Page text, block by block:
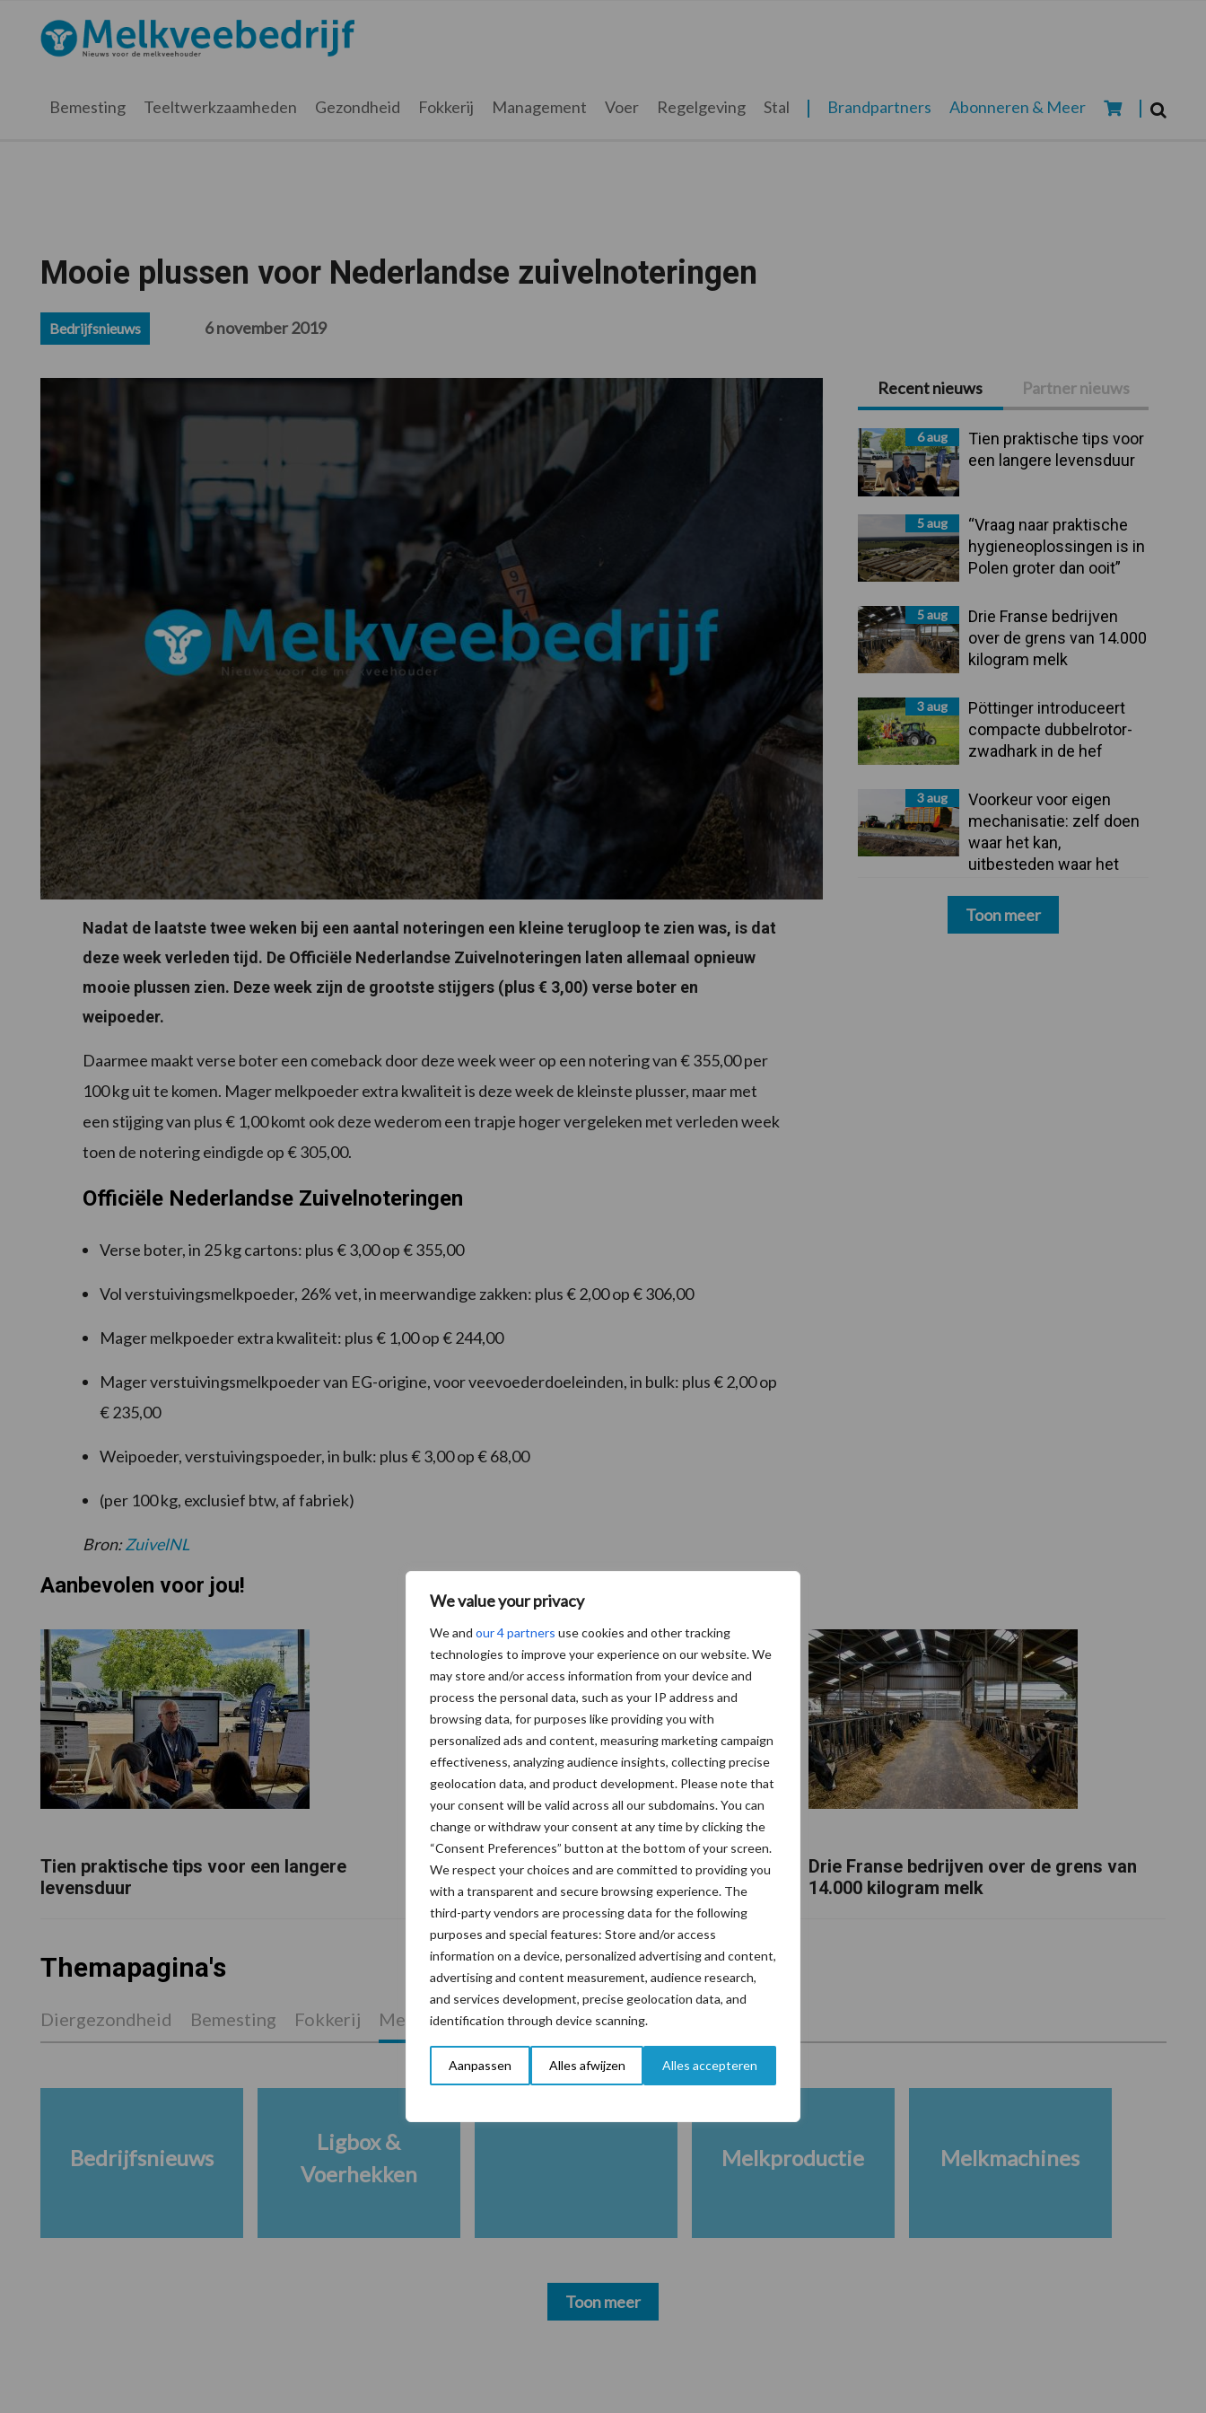
We value your privacy
We and our 4 partners use cookies and other tracking
technologies to improve your experience on our website. We
may store and/or access information from your device and
process the personal data, such as your IP address and
browsing data, for purposes like providing you with
personalized ads and content, measuring marketing campaign
effectiveness, analyzing audience insights, collecting precise
geolocation data, and product development. Please note that
your consent will be valid across all our subdomains. You can
change or withdraw your consent at any time by clicking the
“Consent Preferences” button at the bottom of your screen.
We respect your choices and are committed to providing you
with a transparent and secure browsing experience. The
third-party vendors are processing data for the following
purposes and special features: Store and/or access
information on a device, personalized advertising and content,
advertising and content measurement, audience research,
and services development, precise geolocation data, and
identification through device scanning.
Aanpassen Alles afwijzen Alles accepteren
hoofdnavigatie
hoofd
eerste
voettekst
Melkveebedrijf.nl
Bemesting Teeltwerkzaamheden Gezondheid Fokkerij Management Voer Regelgeving Stal Brandpartners Abonneren & Meer
Mooie plussen voor Nederlandse zuivelnoteringen
Bedrijfsnieuws 6 november 2019
Nadat de laatste twee weken bij een aantal noteringen een kleine terugloop te zien was, is dat
deze week verleden tijd. De Officiële Nederlandse Zuivelnoteringen laten allemaal opnieuw
mooie plussen zien. Deze week zijn de grootste stijgers (plus € 3,00) verse boter en
weipoeder.
Daarmee maakt verse boter een comeback door deze week weer op een notering van € 355,00 per
100 kg uit te komen. Mager melkpoeder extra kwaliteit is deze week de kleinste plusser, maar met
een stijging van plus € 1,00 komt ook deze wederom een trapje hoger vergeleken met verleden week
toen de notering eindigde op € 305,00.
Officiële Nederlandse Zuivelnoteringen
Verse boter, in 25 kg cartons: plus € 3,00 op € 355,00
Vol verstuivingsmelkpoeder, 26% vet, in meerwandige zakken: plus € 2,00 op € 306,00
Mager melkpoeder extra kwaliteit: plus € 1,00 op € 244,00
Mager verstuivingsmelkpoeder van EG-origine, voor veevoederdoeleinden, in bulk: plus € 2,00 op
€ 235,00
Weipoeder, verstuivingspoeder, in bulk: plus € 3,00 op € 68,00
(per 100 kg, exclusief btw, af fabriek)
Bron:ZuivelNL
Primaire
Sidebar
Recent nieuws Partner nieuws
6 aug
Tien praktische tips voor
een langere levensduur
5 aug
“Vraag naar praktische
hygieneoplossingen is in
Polen groter dan ooit”
5 aug
Drie Franse bedrijven
over de grens van 14.000
kilogram melk
3 aug
Pöttinger introduceert
compacte dubbelrotor-
zwadhark in de hef
3 aug
Voorkeur voor eigen
mechanisatie: zelf doen
waar het kan,
uitbesteden waar het
Toon meer
Aanbevolen voor jou!
Tien praktische tips voor een langere
levensduur
“Vraag naar praktische
hygieneoplossingen is in Polen groter
dan ooit”
Drie Franse bedrijven over de grens van
14.000 kilogram melk
Themapagina's
Diergezondheid Bemesting Fokkerij Melkveebedrijf Veevoer Wet en regelgeving
Bedrijfsnieuws
Ligbox &
Voerhekken
Melkproductie Melkmachines
Toon meer